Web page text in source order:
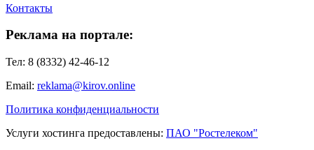
Контакты
Реклама на портале:
Тел: 8 (8332) 42-46-12
Email: reklama@kirov.online
Политика конфиденциальности
Услуги хостинга предоставлены: ПАО "Ростелеком"